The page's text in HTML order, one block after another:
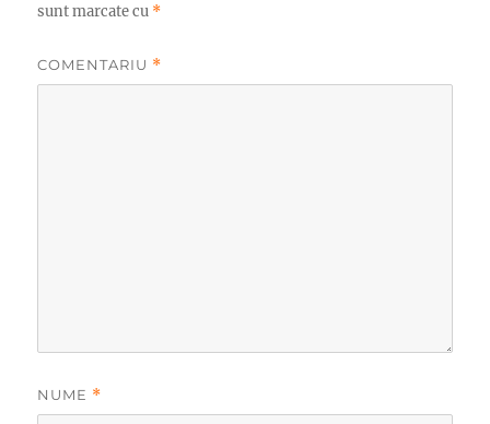
sunt marcate cu *
COMENTARIU *
NUME *